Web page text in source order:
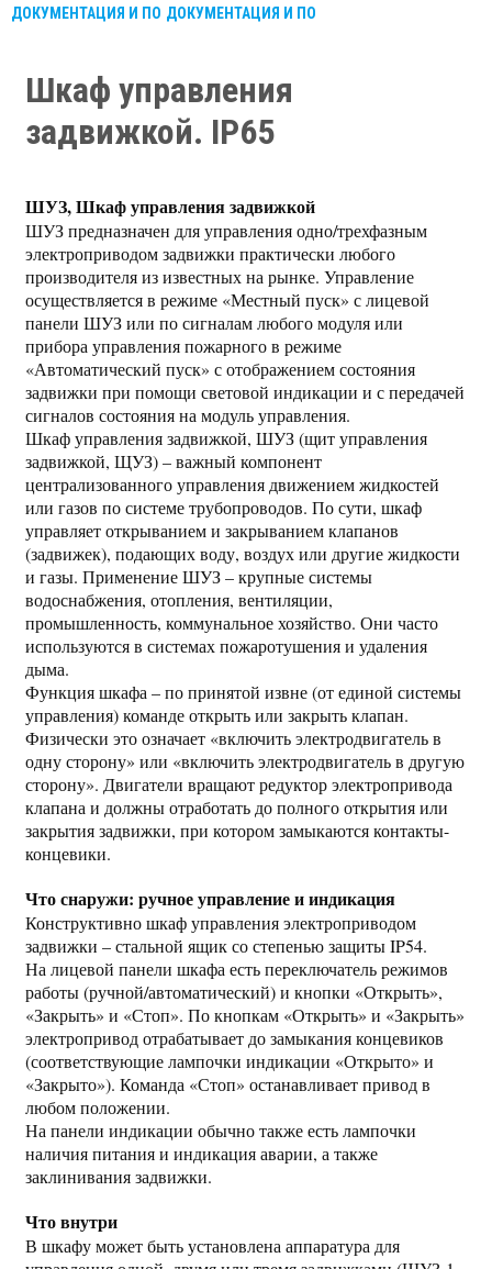
ДОКУМЕНТАЦИЯ И ПО ДОКУМЕНТАЦИЯ И ПО
Шкаф управления
задвижкой. IP65
ШУЗ, Шкаф управления задвижкой
ШУЗ предназначен для управления одно/трехфазным
электроприводом задвижки практически любого
производителя из известных на рынке. Управление
осуществляется в режиме «Местный пуск» с лицевой
панели ШУЗ или по сигналам любого модуля или
прибора управления пожарного в режиме
«Автоматический пуск» с отображением состояния
задвижки при помощи световой индикации и с передачей
сигналов состояния на модуль управления.
Шкаф управления задвижкой, ШУЗ (щит управления
задвижкой, ЩУЗ) – важный компонент
централизованного управления движением жидкостей
или газов по системе трубопроводов. По сути, шкаф
управляет открыванием и закрыванием клапанов
(задвижек), подающих воду, воздух или другие жидкости
и газы. Применение ШУЗ – крупные системы
водоснабжения, отопления, вентиляции,
промышленность, коммунальное хозяйство. Они часто
используются в системах пожаротушения и удаления
дыма.
Функция шкафа – по принятой извне (от единой системы
управления) команде открыть или закрыть клапан.
Физически это означает «включить электродвигатель в
одну сторону» или «включить электродвигатель в другую
сторону». Двигатели вращают редуктор электропривода
клапана и должны отработать до полного открытия или
закрытия задвижки, при котором замыкаются контакты-
концевики.
Что снаружи: ручное управление и индикация
Конструктивно шкаф управления электроприводом
задвижки – стальной ящик со степенью защиты IP54.
На лицевой панели шкафа есть переключатель режимов
работы (ручной/автоматический) и кнопки «Открыть»,
«Закрыть» и «Стоп». По кнопкам «Открыть» и «Закрыть»
электропривод отрабатывает до замыкания концевиков
(соответствующие лампочки индикации «Открыто» и
«Закрыто»). Команда «Стоп» останавливает привод в
любом положении.
На панели индикации обычно также есть лампочки
наличия питания и индикация аварии, а также
заклинивания задвижки.
Что внутри
В шкафу может быть установлена аппаратура для